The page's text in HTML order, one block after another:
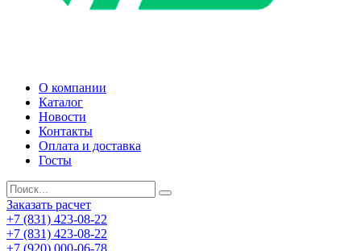
О компании
Каталог
Новости
Контакты
Оплата и доставка
Госты
Заказать расчет
+7 (831) 423-08-22
+7 (831) 423-08-22
+7 (920) 000-06-78